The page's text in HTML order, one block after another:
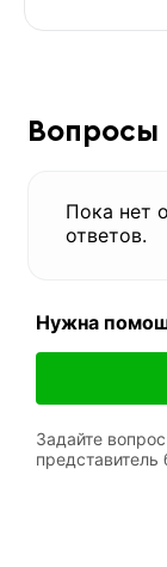
Вопросы
Пока нет
ответов.
Нужна
Задайте
представитель